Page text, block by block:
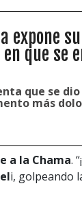
expone
que se
que se
más
a la Chama.
i, golpeando